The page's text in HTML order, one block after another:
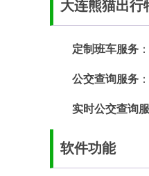
大连熊猫出行
定制班车服务
公交查询服务
实时公交查询
软件功能